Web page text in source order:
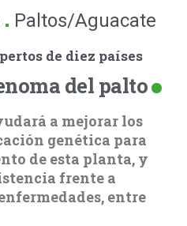
. Paltos/Aguacate
de diez países
del palto
a mejorar los
genética para
de esta planta, y
frente a
entre